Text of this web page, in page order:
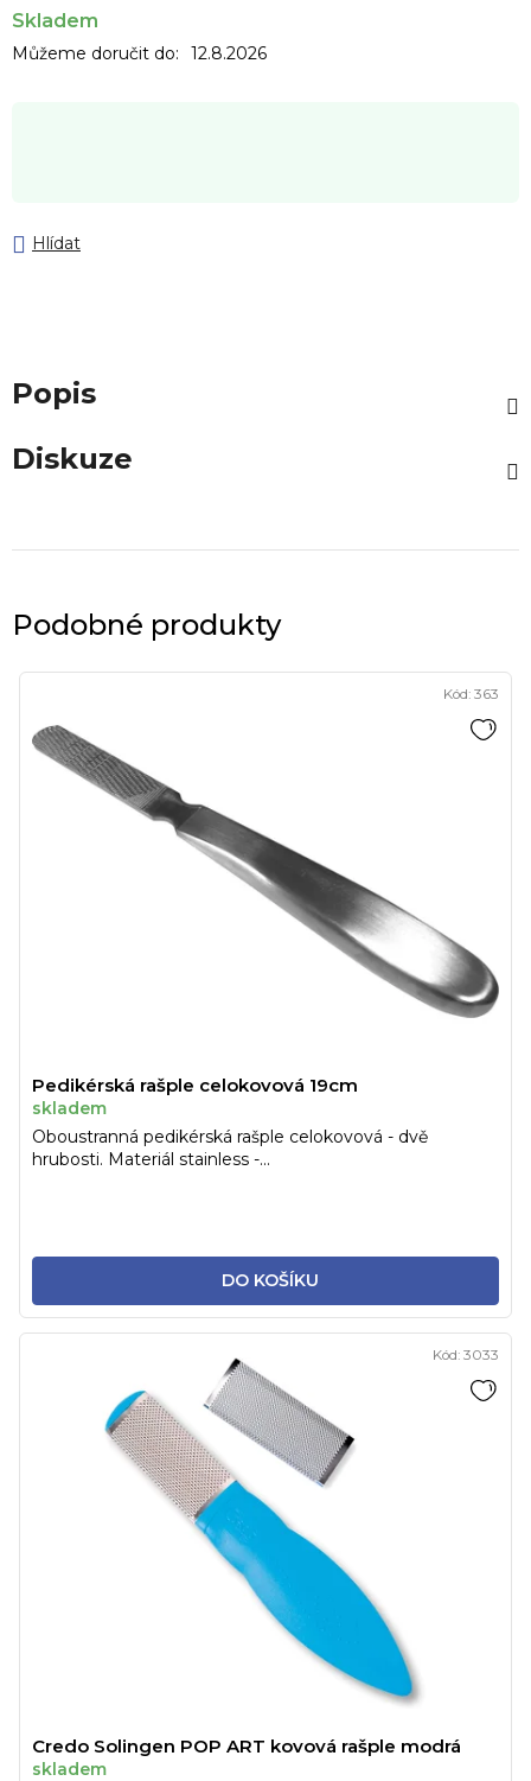
Skladem
Můžeme doručit do: 12.8.2026
Hlídat
Popis
Diskuze
Podobné produkty
Pedikérská rašple celokovová 19cm
skladem
DO KOŠÍKU
Oboustranná pedikérská rašple celokovová - dvě
hrubosti. Materiál stainless -...
Kód: 363
Credo Solingen POP ART kovová rašple modrá
skladem
Kód: 3033